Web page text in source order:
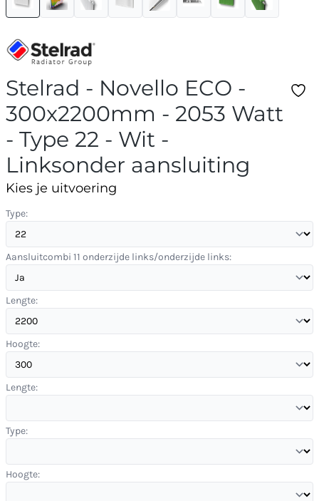
Stelrad - Novello ECO -
300x2200mm - 2053 Watt
- Type 22 - Wit -
Linksonder aansluiting
Kies je uitvoering
Type:
Aansluitcombi 11 onderzijde links/onderzijde links:
Lengte:
Hoogte:
Lengte:
Type:
Hoogte: